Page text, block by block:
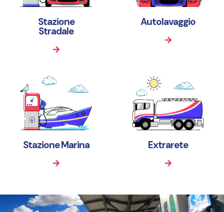
Stazione
Stradale
Autolavaggio
Stazione Marina Extrarete